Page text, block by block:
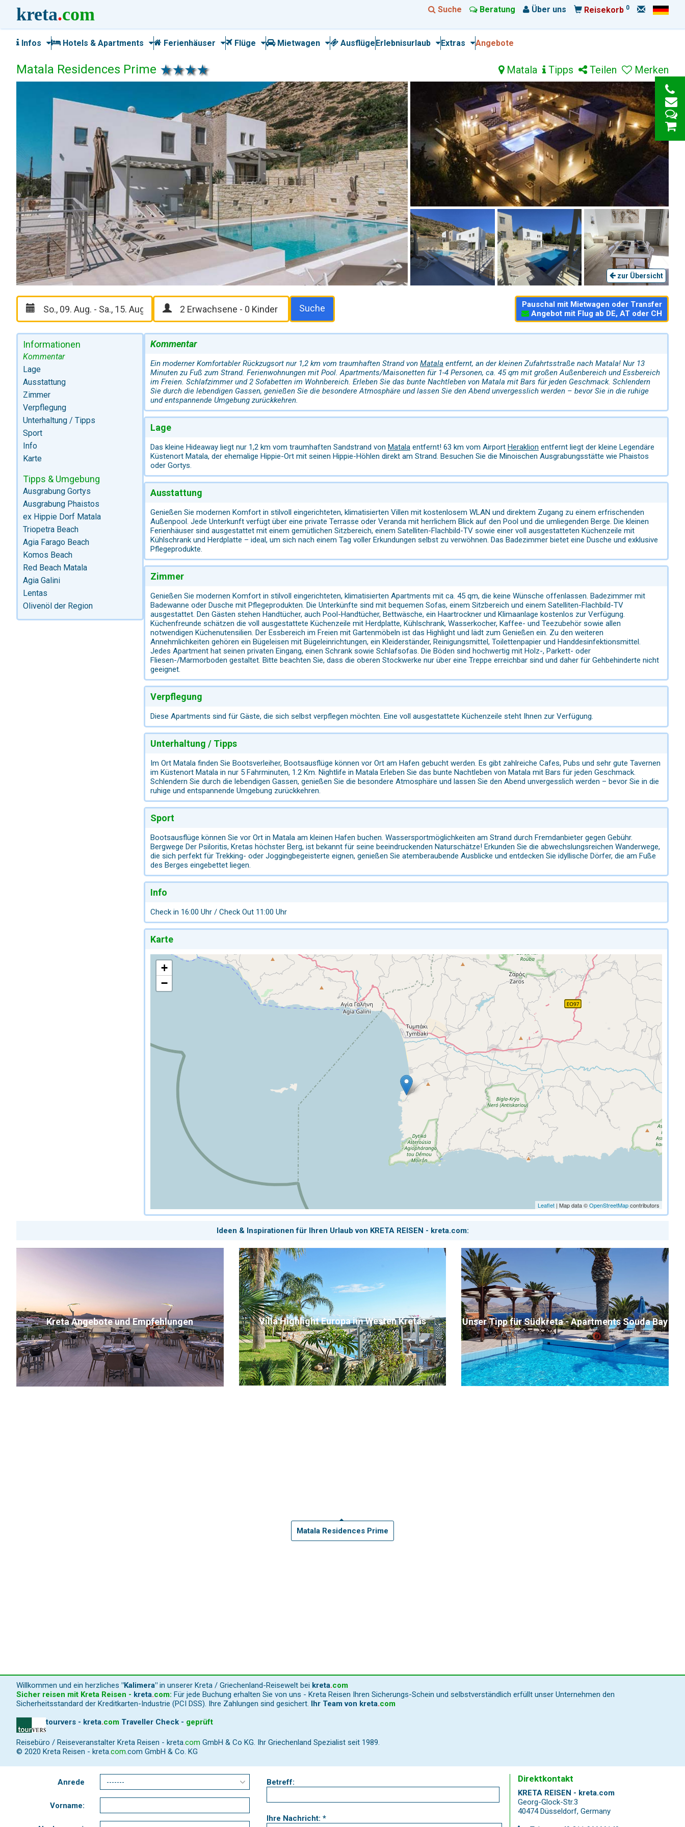
kreta.com Suche Beratung Über uns Reisekorb 0
Infos Hotels & Apartments Ferienhäuser Flüge Mietwagen AusflügeErlebnisurlaub Extras Angebote
Matala Residences Prime Merken
Teilen
Tipps
Matala
zur Übersicht
Suche
Pauschal mit Mietwagen oder Transfer
Angebot mit Flug ab DE, AT oder CH
Informationen
Kommentar
Lage
Ausstattung
Zimmer
Verpflegung
Unterhaltung / Tipps
Sport
Info
Karte
Tipps & Umgebung
Ausgrabung Gortys
Ausgrabung Phaistos
ex Hippie Dorf Matala
Triopetra Beach
Agia Farago Beach
Komos Beach
Red Beach Matala
Agia Galini
Lentas
Olivenöl der Region
Kommentar
Ein moderner Komfortabler Rückzugsort nur 1,2 km vom traumhaften Strand von Matala entfernt, an der kleinen Zufahrtsstraße nach Matala! Nur 13
Minuten zu Fuß zum Strand. Ferienwohnungen mit Pool. Apartments/Maisonetten für 1-4 Personen, ca. 45 qm mit großen Außenbereich und Essbereich
im Freien. Schlafzimmer und 2 Sofabetten im Wohnbereich. Erleben Sie das bunte Nachtleben von Matala mit Bars für jeden Geschmack. Schlendern
Sie durch die lebendigen Gassen, genießen Sie die besondere Atmosphäre und lassen Sie den Abend unvergesslich werden – bevor Sie in die ruhige
und entspannende Umgebung zurückkehren.
Lage
Das kleine Hideaway liegt nur 1,2 km vom traumhaften Sandstrand von Matala entfernt! 63 km vom Airport Heraklion entfernt liegt der kleine Legendäre
Küstenort Matala, der ehemalige Hippie-Ort mit seinen Hippie-Höhlen direkt am Strand. Besuchen Sie die Minoischen Ausgrabungsstätte wie Phaistos
oder Gortys.
Ausstattung
Genießen Sie modernen Komfort in stilvoll eingerichteten, klimatisierten Villen mit kostenlosem WLAN und direktem Zugang zu einem erfrischenden
Außenpool. Jede Unterkunft verfügt über eine private Terrasse oder Veranda mit herrlichem Blick auf den Pool und die umliegenden Berge. Die kleinen
Ferienhäuser sind ausgestattet mit einem gemütlichen Sitzbereich, einem Satelliten-Flachbild-TV sowie einer voll ausgestatteten Küchenzeile mit
Kühlschrank und Herdplatte – ideal, um sich nach einem Tag voller Erkundungen selbst zu verwöhnen. Das Badezimmer bietet eine Dusche und exklusive
Pflegeprodukte.
Zimmer
Genießen Sie modernen Komfort in stilvoll eingerichteten, klimatisierten Apartments mit ca. 45 qm, die keine Wünsche offenlassen. Badezimmer mit
Badewanne oder Dusche mit Pflegeprodukten. Die Unterkünfte sind mit bequemen Sofas, einem Sitzbereich und einem Satelliten-Flachbild-TV
ausgestattet. Den Gästen stehen Handtücher, auch Pool-Handtücher, Bettwäsche, ein Haartrockner und Klimaanlage kostenlos zur Verfügung.
Küchenfreunde schätzen die voll ausgestattete Küchenzeile mit Herdplatte, Kühlschrank, Wasserkocher, Kaffee- und Teezubehör sowie allen
notwendigen Küchenutensilien. Der Essbereich im Freien mit Gartenmöbeln ist das Highlight und lädt zum Genießen ein. Zu den weiteren
Annehmlichkeiten gehören ein Bügeleisen mit Bügeleinrichtungen, ein Kleiderständer, Reinigungsmittel, Toilettenpapier und Handdesinfektionsmittel.
Jedes Apartment hat seinen privaten Eingang, einen Schrank sowie Schlafsofas. Die Böden sind hochwertig mit Holz-, Parkett- oder
Fliesen-/Marmorboden gestaltet. Bitte beachten Sie, dass die oberen Stockwerke nur über eine Treppe erreichbar sind und daher für Gehbehinderte nicht
geeignet.
Verpflegung
Diese Apartments sind für Gäste, die sich selbst verpflegen möchten. Eine voll ausgestattete Küchenzeile steht Ihnen zur Verfügung.
Unterhaltung / Tipps
Im Ort Matala finden Sie Bootsverleiher, Bootsausflüge können vor Ort am Hafen gebucht werden. Es gibt zahlreiche Cafes, Pubs und sehr gute Tavernen
im Küstenort Matala in nur 5 Fahrminuten, 1.2 Km. Nightlife in Matala Erleben Sie das bunte Nachtleben von Matala mit Bars für jeden Geschmack.
Schlendern Sie durch die lebendigen Gassen, genießen Sie die besondere Atmosphäre und lassen Sie den Abend unvergesslich werden – bevor Sie in die
ruhige und entspannende Umgebung zurückkehren.
Sport
Bootsausflüge können Sie vor Ort in Matala am kleinen Hafen buchen. Wassersportmöglichkeiten am Strand durch Fremdanbieter gegen Gebühr.
Bergwege Der Psiloritis, Kretas höchster Berg, ist bekannt für seine beeindruckenden Naturschätze! Erkunden Sie die abwechslungsreichen Wanderwege,
die sich perfekt für Trekking- oder Joggingbegeisterte eignen, genießen Sie atemberaubende Ausblicke und entdecken Sie idyllische Dörfer, die am Fuße
des Berges eingebettet liegen.
Info
Check in 16:00 Uhr / Check Out 11:00 Uhr
Karte
+
−
Leaflet | Map data ©OpenStreetMapcontributors
Ideen & Inspirationen für Ihren Urlaub von KRETA REISEN - kreta.com:
Kreta Angebote und Empfehlungen Villa Highlight Europa im Westen Kretas Unser Tipp für Südkreta - Apartments Souda Bay
Matala Residences Prime
Willkommen und ein herzliches "Kalimera" in unserer Kreta / Griechenland-Reisewelt bei kreta.com
Sicher reisen mit Kreta Reisen - kreta.com: Für jede Buchung erhalten Sie von uns - Kreta Reisen Ihren Sicherungs-Schein und selbstverständlich erfüllt unser Unternehmen den
Sicherheitsstandard der Kreditkarten-Industrie (PCI DSS). Ihre Zahlungen sind gesichert. Ihr Team von kreta.com
tourvers - kreta.com Traveller Check - geprüft
Reisebüro / Reiseveranstalter Kreta Reisen - kreta.com GmbH & Co KG. Ihr Griechenland Spezialist seit 1989.
© 2020 Kreta Reisen - kreta.com.com GmbH & Co. KG
Anrede
Vorname:
Betreff:
Ihre Nachricht: *
Direktkontakt
KRETA REISEN - kreta.com
Georg-Glock-Str.3
40474 Düsseldorf, Germany